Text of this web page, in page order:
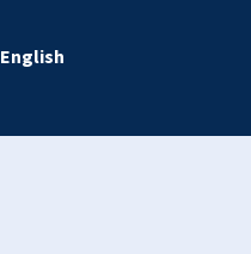
English